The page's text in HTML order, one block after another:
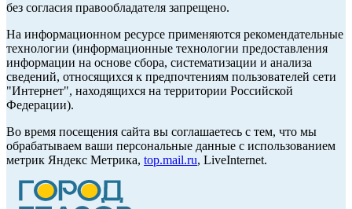
без согласия правообладателя запрещено.
На информационном ресурсе применяются рекомендательные
технологии (информационные технологии предоставления
информации на основе сбора, систематизации и анализа
сведений, относящихся к предпочтениям пользователей сети
"Интернет", находящихся на территории Российской
Федерации).
Во время посещения сайта вы соглашаетесь с тем, что мы
обрабатываем ваши персональные данные с использованием
метрик Яндекс Метрика, top.mail.ru, LiveInternet.